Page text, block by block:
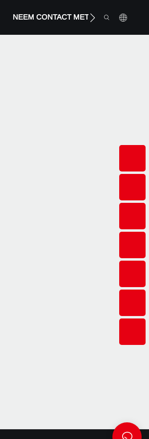
NEEM CONTACT MET ONS OP